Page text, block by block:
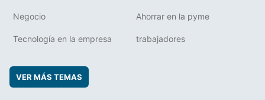
Negocio Ahorrar en la pyme
Tecnología en la empresa trabajadores
VER MÁS TEMAS